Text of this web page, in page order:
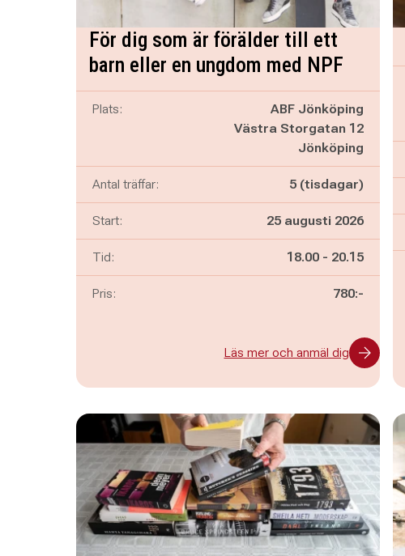
För dig som är förälder till ett
barn eller en ungdom med NPF
Plats:
ABF Jönköping
Västra Storgatan 12
Jönköping
Antal träffar: 5 (tisdagar)
Start: 25 augusti 2026
Tid: Pågår mellan
18.00 - och
20.15
Pris: 780:-
Läs mer och anmäl dig